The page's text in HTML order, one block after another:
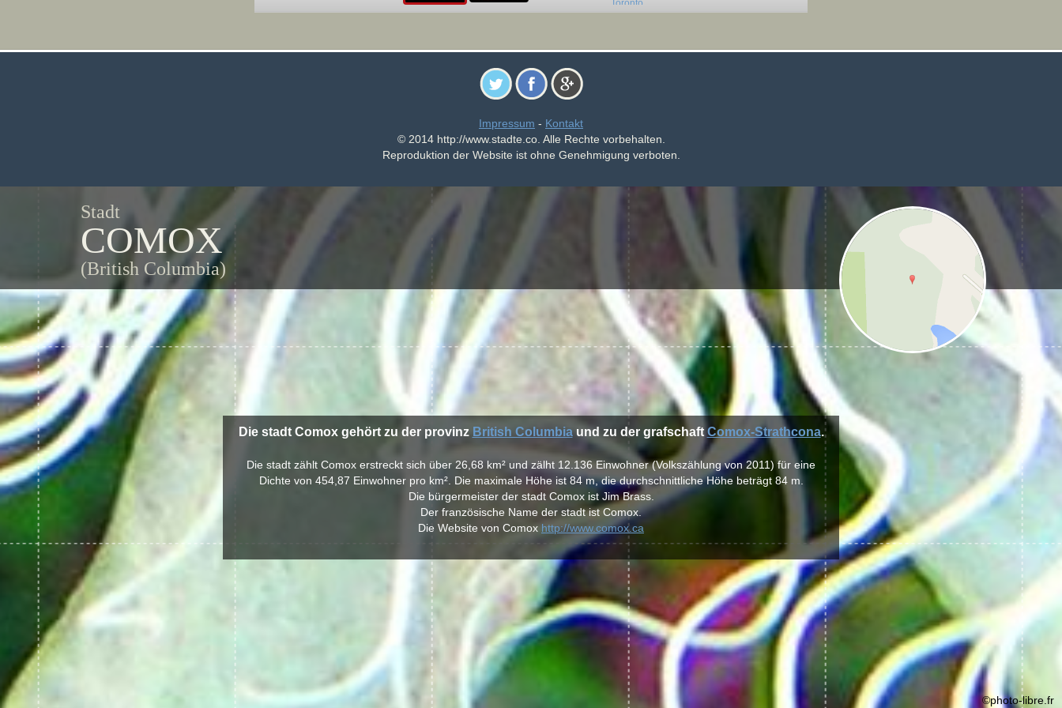
Impressum - Kontakt
© 2014 http://www.stadte.co. Alle Rechte vorbehalten.
Reproduktion der Website ist ohne Genehmigung verboten.
Stadt
COMOX
(British Columbia)
Die stadt Comox gehört zu der provinz British Columbiaund zu der grafschaft Comox-Strathcona.
Die stadt zählt Comox erstreckt sich über 26,68 km² und zälht 12.136 Einwohner (Volkszählung von 2011) für eine
Dichte von 454,87 Einwohner pro km². Die maximale Höhe ist 84 m, die durchschnittliche Höhe beträgt 84 m.
Die bürgermeister der stadt Comox ist Jim Brass.
Der französische Name der stadt ist Comox.
Die Website von Comox http://www.comox.ca
©photo-libre.fr